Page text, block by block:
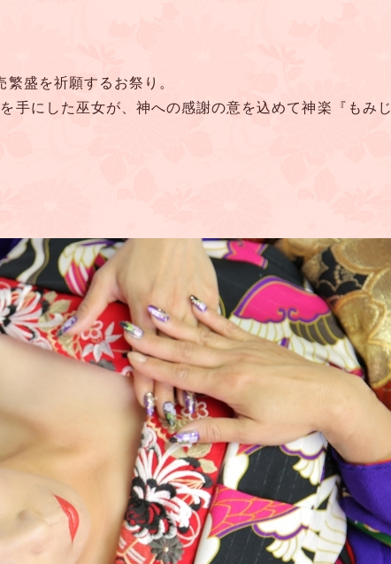
盛を祈願するお祭り。
手にした巫女が、神への感謝の意を込めて神楽『もみじ